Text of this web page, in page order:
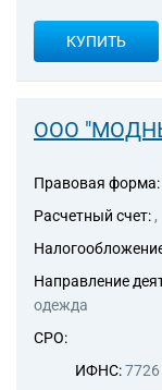
КУПИТЬ
ООО
Правовая форма:
Расчетный счет: ,
Направление
одежда
СРО:
ИФНС:7726